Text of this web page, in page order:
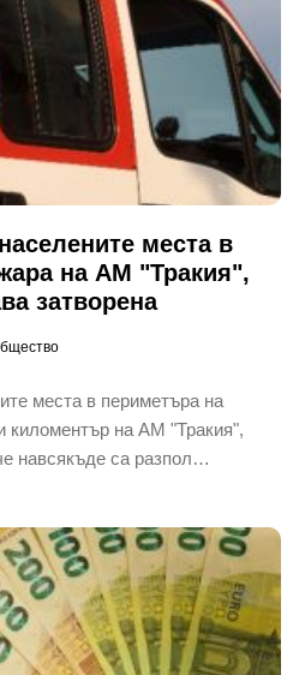
места в
на АМ "Тракия",
затворена
места в периметъра на
киломентър на АМ "Тракия",
навсякъде са разпол…